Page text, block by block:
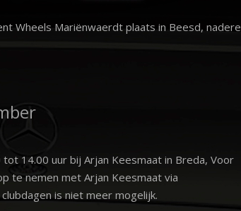
Wheels Mariënwaerdt plaats in Beesd, nadere
14.00 uur bij Arjan Keesmaat in Breda, Voor
te nemen met Arjan Keesmaat via
is niet meer mogelijk.